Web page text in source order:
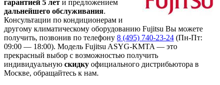
гарантией 5 лет и предложением
дальнейшего обслуживания.
Консультации по кондиционерам и
другому климатическому оборудованию Fujitsu Вы можете
получить, позвонив по телефону 8 (495) 740-23-24 (Пн-Пт:
09:00 — 18:00). Модель Fujitsu ASYG-KMTA — это
прекрасный выбор с возможностью получить
индивидуальную скидку официального дистрибьютора в
Москве, обращайтесь к нам.